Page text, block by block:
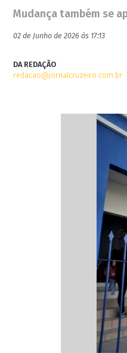
Mudança também se
02 de Junho de 2026 às 17:13
DA REDAÇÃO
redacao@jornalcruzeiro.com.br